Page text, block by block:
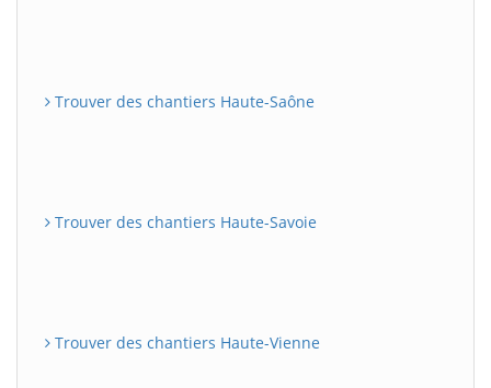
Trouver des chantiers Haute-Saône
Trouver des chantiers Haute-Savoie
Trouver des chantiers Haute-Vienne